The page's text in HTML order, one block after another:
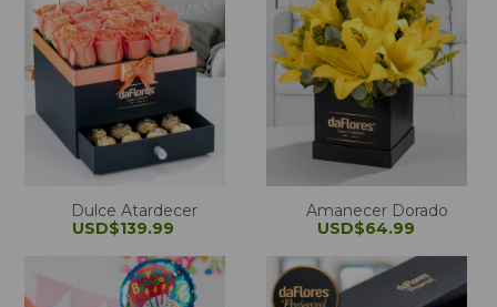
Dulce Atardecer
USD$139.99
Amanecer Dorado
USD$64.99